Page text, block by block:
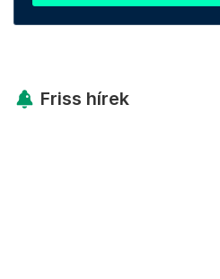
Friss hírek